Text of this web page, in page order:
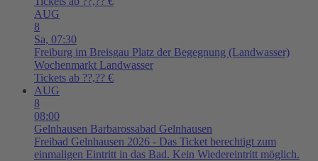
AUG
8
Sa, 07:30
Freiburg im Breisgau Platz der Begegnung (Landwasser)
Wochenmarkt Landwasser
Tickets ab ??,?? €
AUG
8
08:00
Gelnhausen Barbarossabad Gelnhausen
Freibad Gelnhausen 2026 - Das Ticket berechtigt zum
einmaligen Eintritt in das Bad. Kein Wiedereintritt möglich.